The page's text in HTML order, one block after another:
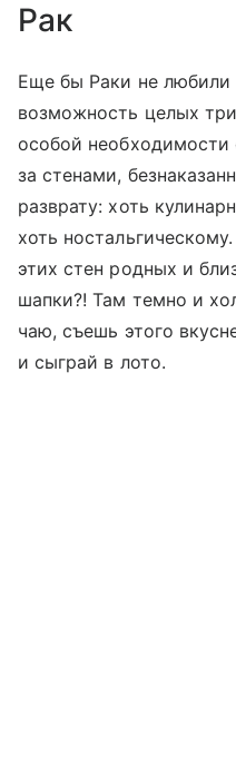
Рак
Еще бы Раки не любили
возможность целых
особой
за стенами,
разврату: хоть
хоть
этих стен родных и
шапки?! Там темно и
чаю, съешь этого
и сыграй в лото.